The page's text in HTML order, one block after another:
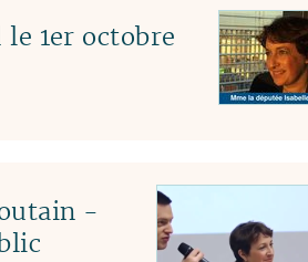
1er octobre
-